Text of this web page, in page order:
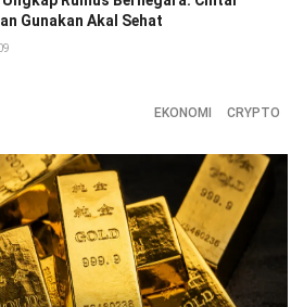
Gunakan Akal Sehat
EKONOMI CRYPTO